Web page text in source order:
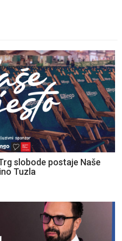
slobode postaje Naše
Tuzla